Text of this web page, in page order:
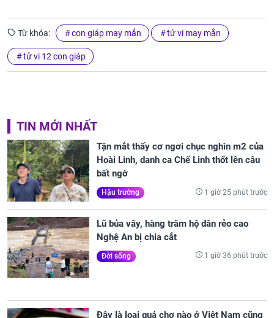
Từ khóa: con giáp may mắn tử vi may mắn
tử vi 12 con giáp
TIN MỚI NHẤT
Tận mắt thấy cơ ngơi chục nghìn m2 của
Hoài Linh, danh ca Chế Linh thốt lên câu
bất ngờ
Hậu trường 1 giờ 25 phút trước
Lũ bủa vây, hàng trăm hộ dân rẻo cao
Nghệ An bị chia cắt
Đời sống 1 giờ 36 phút trước
Đây là loại quả chợ nào ở Việt Nam cũng